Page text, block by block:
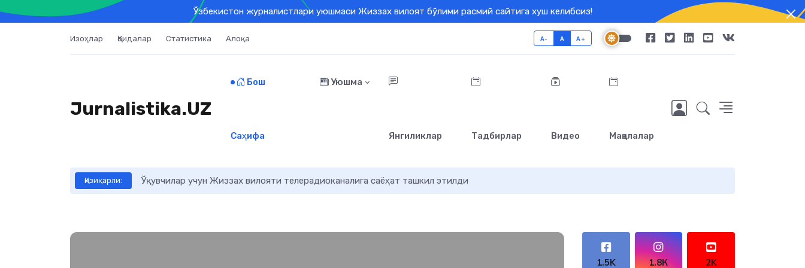
Ўзбекистон журналистлари уюшмаси Жиззах вилоят бўлими расмий сайтига хуш келибсиз!
Изоҳлар Қоидалар Статистика Алоқа A- A A+
Jurnalistika.UZ
Бош
Саҳифа
Уюшма
Янгиликлар Тадбирлар Видео Мақолалар
Қизиқарли: Ўқувчилар учун Жиззах вилояти телерадиоканалига саёҳат ташкил этилди
1.5K 1.8К 2K